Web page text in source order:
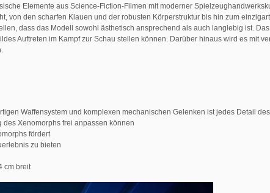
Elemente aus Science-Fiction-Filmen mit moderner
von den scharfen Klauen und der robusten Körperstruktur bis hin zum
dass das Modell sowohl ästhetisch ansprechend als auch langlebig ist.
Auftreten im Kampf zur Schau stellen können. Darüber hinaus wird es mit
Waffensystem und komplexen mechanischen Gelenken ist jedes Detail
Xenomorphs frei anpassen können
fördert
zu bieten
cm breit